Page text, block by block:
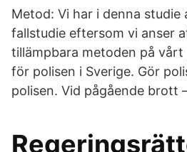
Metod: Vi har i denna
fallstudie eftersom vi anser
tillämpbara metoden på
för polisen i Sverige. Gör
polisen. Vid pågående brott